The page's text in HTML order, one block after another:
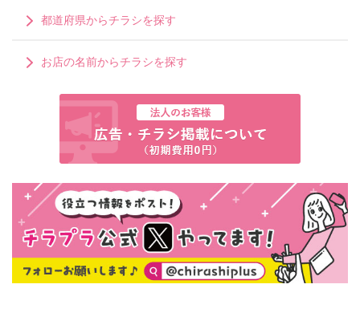
都道府県からチラシを探す
お店の名前からチラシを探す